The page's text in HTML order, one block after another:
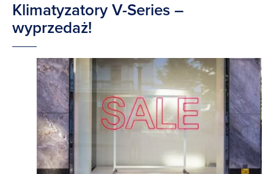
Klimatyzatory V-Series –
wyprzedaż!